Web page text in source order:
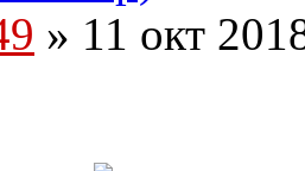
» 11 окт